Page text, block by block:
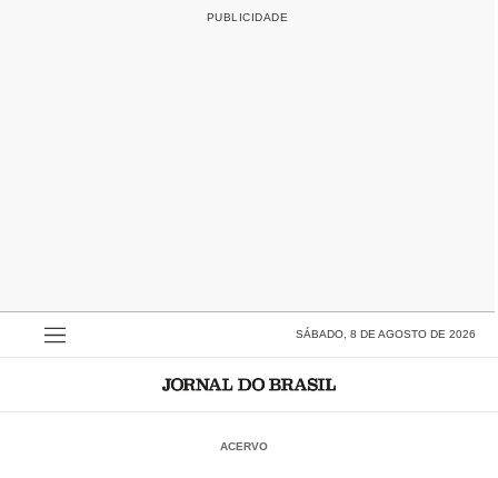
SÁBADO, 8 DE AGOSTO DE 2026
ACERVO